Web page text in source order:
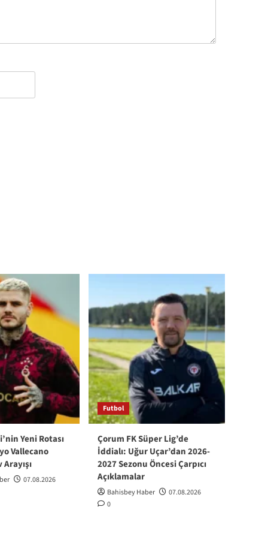
Yeni Rotası
Vallecano
07.08.2026
Futbol
Çorum FK Süper Lig’de
İddialı: Uğur Uçar’dan 2026-
2027 Sezonu Öncesi Çarpıcı
Açıklamalar
Bahisbey Haber
07.08.2026
0